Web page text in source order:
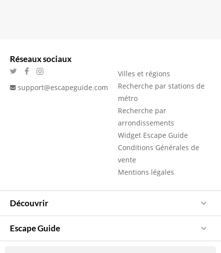
Réseaux sociaux
support@escapeguide.com
Villes et régions
Recherche par stations de
métro
Recherche par
arrondissements
Widget Escape Guide
Conditions Générales de
vente
Mentions légales
Découvrir
Escape Guide